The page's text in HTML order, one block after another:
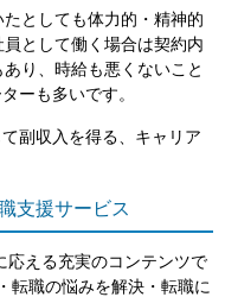
としても体力的・精神的
として働く場合は契約内
り、時給も悪くないこと
ーも多いです。
副収入を得る、キャリア
支援サービス
応える充実のコンテンツで
転職の悩みを解決・転職に